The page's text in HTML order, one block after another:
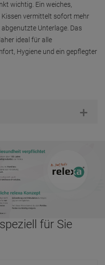
wichtig. Ein weiches,
vermittelt sofort mehr
Unterlage. Das
ideal für alle
Hygiene und ein gepflegter
für Sie